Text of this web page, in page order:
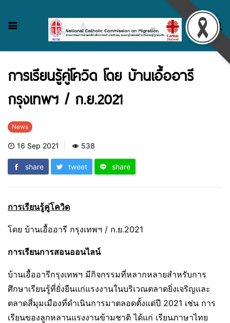
การเรียนรู้คู่โควิด โดย บ้านเอื้ออารี
กรุงเทพฯ / ก.ย.2021
News
16 Sep 2021 538
share tweet share
การเรียนรู้คู่โควิด
โดย บ้านเอื้ออารี กรุงเทพฯ / ก.ย.2021
การเรียนการสอนออนไลน์
บ้านเอื้ออารีกรุงเทพฯ มีกิจกรรมที่หลากหลายสำหรับการ
ศึกษาเรียนรู้ที่ยั่งยืนแก่แรงงานในบริเวณตลาดยิ่งเจริญและ
ตลาดสี่มุมเมืองที่ดำเนินการมาตลอดตั้งแต่ปี 2021 เช่น การ
เรียนของลูกหลานแรงงานข้ามชาติ ได้แก่ เรียนภาษาไทย